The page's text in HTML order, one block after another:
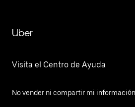
Uber
Visita el Centro de Ayuda
No vender ni compartir mi